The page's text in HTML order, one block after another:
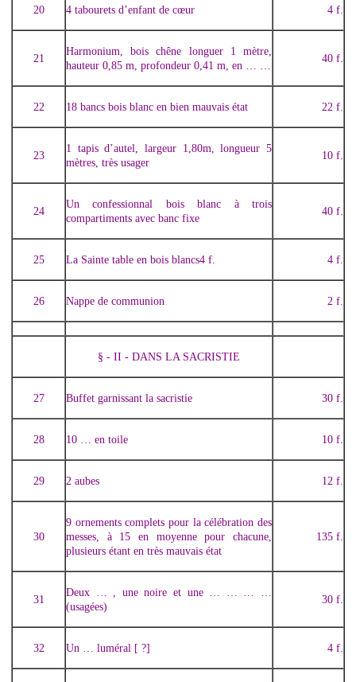
20 4 tabourets d’enfant de cœur 4 f.
21
Harmonium, bois chêne longuer 1 mètre,
hauteur 0,85 m, profondeur 0,41 m, en … …
40 f.
22 18 bancs bois blanc en bien mauvais état 22 f.
23
1 tapis d’autel, largeur 1,80m, longueur 5
mètres, très usager
10 f.
24
Un confessionnal bois blanc à trois
compartiments avec banc fixe
40 f.
25 La Sainte table en bois blancs4 f. 4 f.
26 Nappe de communion 2 f.
§ - II - DANS LA SACRISTIE
27 Buffet garnissant la sacristie 30 f.
28 10 … en toile 10 f.
29 2 aubes 12 f.
30
9 ornements complets pour la célébration des
messes, à 15 en moyenne pour chacune,
plusieurs étant en très mauvais état
135 f.
31
Deux … , une noire et une … … … …
(usagées)
30 f.
32 Un … luméral [ ?] 4 f.